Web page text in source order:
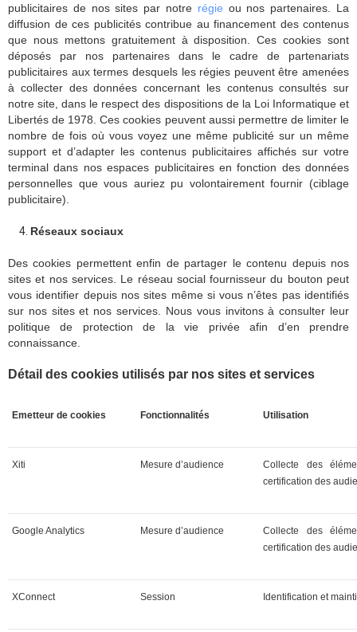
publicitaires de nos sites par notre régie ou nos partenaires. La
diffusion de ces publicités contribue au financement des contenus
que nous mettons gratuitement à disposition. Ces cookies sont
déposés par nos partenaires dans le cadre de partenariats
publicitaires aux termes desquels les régies peuvent être amenées
à collecter des données concernant les contenus consultés sur
notre site, dans le respect des dispositions de la Loi Informatique et
Libertés de 1978. Ces cookies peuvent aussi permettre de limiter le
nombre de fois où vous voyez une même publicité sur un même
support et d’adapter les contenus publicitaires affichés sur votre
terminal dans nos espaces publicitaires en fonction des données
personnelles que vous auriez pu volontairement fournir (ciblage
publicitaire).
Réseaux sociaux
Des cookies permettent enfin de partager le contenu depuis nos
sites et nos services. Le réseau social fournisseur du bouton peut
vous identifier depuis nos sites même si vous n’êtes pas identifiés
sur nos sites et nos services. Nous vous invitons à consulter leur
politique de protection de la vie privée afin d’en prendre
connaissance.
Détail des cookies utilisés par nos sites et services
Emetteur de cookies Fonctionnalités Utilisation
Xiti Mesure d’audience
Collecte des
certification des
Google Analytics Mesure d’audience
Collecte des
certification des
XConnect Session Identification et